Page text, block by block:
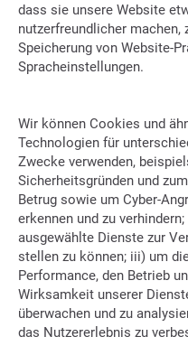
dass sie unsere Website
nutzerfreundlicher machen,
Speicherung von Website-
Spracheinstellungen.
Wir können Cookies und
Technologien für
Zwecke verwenden,
Sicherheitsgründen und
Betrug sowie um Cyber-
erkennen und zu
ausgewählte Dienste zur
stellen zu können; iii) um
Performance, den Betrieb
Wirksamkeit unserer
überwachen und zu
das Nutzererlebnis zu